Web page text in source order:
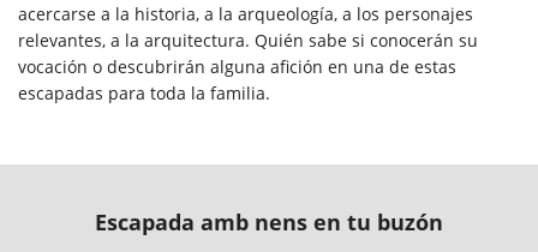
acercarse a la historia, a la arqueología, a los personajes
relevantes, a la arquitectura. Quién sabe si conocerán su
vocación o descubrirán alguna afición en una de estas
escapadas para toda la familia.
Escapada amb nens en tu buzón